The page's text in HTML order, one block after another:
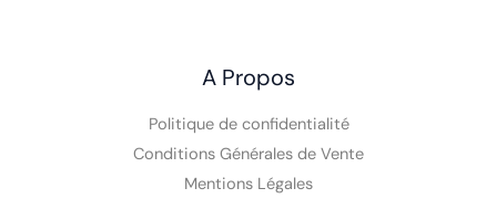
A Propos
Politique de confidentialité
Conditions Générales de Vente
Mentions Légales